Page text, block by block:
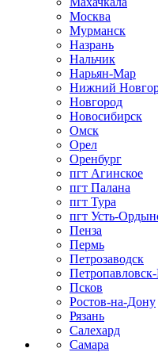
Москва
Мурманск
Назрань
Нальчик
Нарьян-Мар
Нижний
Новгород
Новосибирск
Омск
Орел
Оренбург
пгт Агинское
пгт Палана
пгт Тура
пгт Усть-
Пенза
Пермь
Петрозаводск
Псков
Ростов-на-Дону
Рязань
Салехард
Самара